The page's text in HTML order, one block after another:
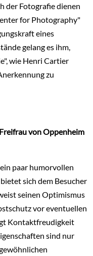
der Fotografie dienen
for Photography"
eines
gelang es ihm,
wie Henri Cartier
zu
von Oppenheim
paar humorvollen
sich dem Besucher
seinen Optimismus
vor eventuellen
Kontaktfreudigkeit
sind nur